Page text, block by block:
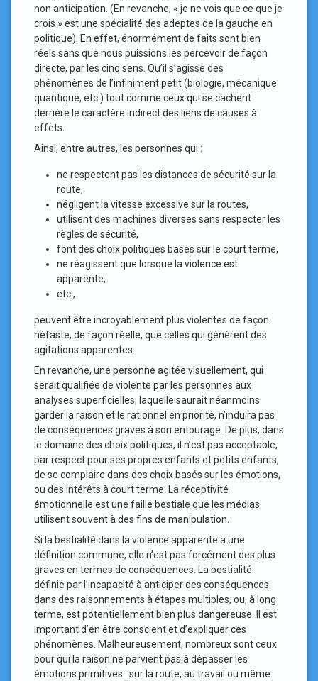
non anticipation. (En revanche, « je ne vois que ce que je
crois » est une spécialité des adeptes de la gauche en
politique). En effet, énormément de faits sont bien
réels sans que nous puissions les percevoir de façon
directe, par les cinq sens. Qu’il s’agisse des
phénomènes de l’infiniment petit (biologie, mécanique
quantique, etc.) tout comme ceux qui se cachent
derrière le caractère indirect des liens de causes à
effets.
Ainsi, entre autres, les personnes qui :
ne respectent pas les distances de sécurité sur la
route,
négligent la vitesse excessive sur la routes,
utilisent des machines diverses sans respecter les
règles de sécurité,
font des choix politiques basés sur le court terme,
ne réagissent que lorsque la violence est
apparente,
etc.,
peuvent être incroyablement plus violentes de façon
néfaste, de façon réelle, que celles qui génèrent des
agitations apparentes.
En revanche, une personne agitée visuellement, qui
serait qualifiée de violente par les personnes aux
analyses superficielles, laquelle saurait néanmoins
garder la raison et le rationnel en priorité, n’induira pas
de conséquences graves à son entourage. De plus, dans
le domaine des choix politiques, il n’est pas acceptable,
par respect pour ses propres enfants et petits enfants,
de se complaire dans des choix basés sur les émotions,
ou des intérêts à court terme. La réceptivité
émotionnelle est une faille bestiale que les médias
utilisent souvent à des fins de manipulation.
Si la bestialité dans la violence apparente a une
définition commune, elle n’est pas forcément des plus
graves en termes de conséquences. La bestialité
définie par l’incapacité à anticiper des conséquences
dans des raisonnements à étapes multiples, ou, à long
terme, est potentiellement bien plus dangereuse. Il est
important d’en être conscient et d’expliquer ces
phénomènes. Malheureusement, nombreux sont ceux
pour qui la raison ne parvient pas à dépasser les
émotions primitives : sur la route, au travail ou même